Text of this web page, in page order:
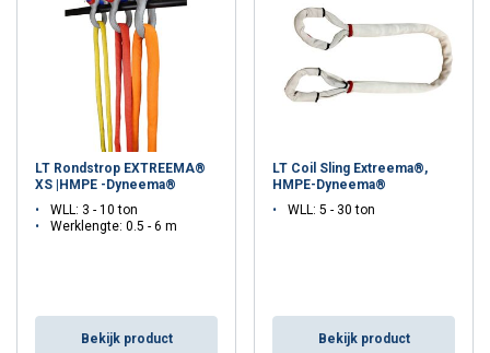
Wilt u meer informatie of heeft u hulp nodig bij uw keuze van een
geschikt product voor uw situatie? Neem contact met ons op, wij
helpen u graag.
LT Rondstrop EXTREEMA®
XS |HMPE -Dyneema®
WLL: 3 - 10 ton
Werklengte: 0.5 - 6 m
Bekijk product
LT Coil Sling Extreema®,
HMPE-Dyneema®
WLL: 5 - 30 ton
Bekijk product